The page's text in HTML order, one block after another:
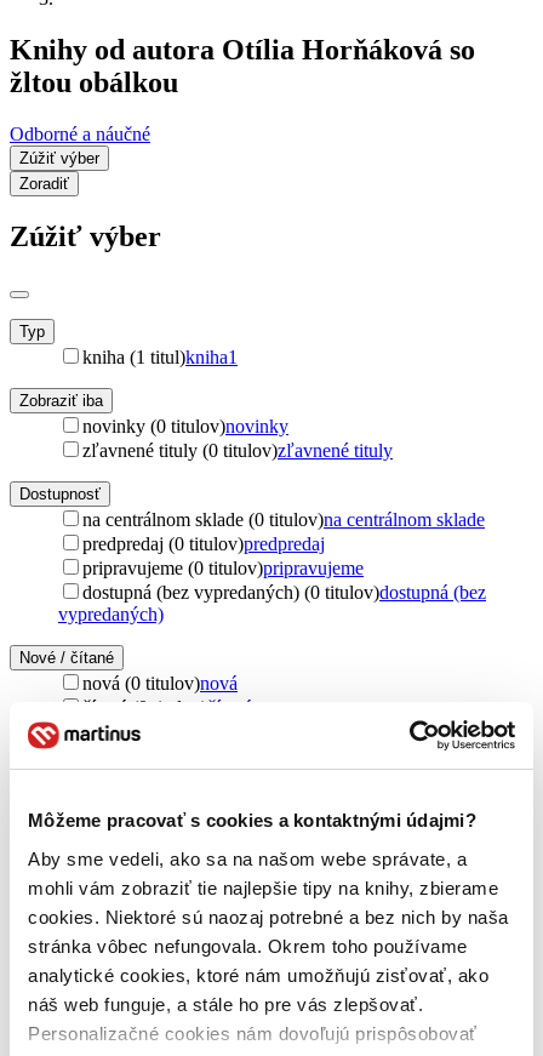
Môžeme pracovať s cookies a kontaktnými údajmi?
Aby sme vedeli, ako sa na našom webe správate, a
mohli vám zobraziť tie najlepšie tipy na knihy, zbierame
cookies. Niektoré sú naozaj potrebné a bez nich by naša
stránka vôbec nefungovala. Okrem toho používame
analytické cookies, ktoré nám umožňujú zisťovať, ako
náš web funguje, a stále ho pre vás zlepšovať.
Personalizačné cookies nám dovoľujú prispôsobovať
Knihy od autora Otília Horňáková so
žltou obálkou
Odborné a náučné
Zúžiť výber
Zoradiť
Zúžiť výber
Typ
kniha (1 titul)kniha1
Zobraziť iba
novinky (0 titulov)novinky
zľavnené tituly (0 titulov)zľavnené tituly
Dostupnosť
na centrálnom sklade (0 titulov)na centrálnom sklade
predpredaj (0 titulov)predpredaj
pripravujeme (0 titulov)pripravujeme
dostupná (bez vypredaných) (0 titulov)dostupná (bez
vypredaných)
Nové / čítané
nová (0 titulov)nová
čítaná (0 titulov) čítaná
čítaná - výborný stav (0 titulov)
čítaná - výborný stav
čítaná - mierne
vypredaných kníh
Jazyk
slovenčina (1 titul) slovenčina1
Autor
Otília Horňáková (1 titul) Otília Horňáková
Vydavateľstvo
Gratexco (1 titul)Gratexco1